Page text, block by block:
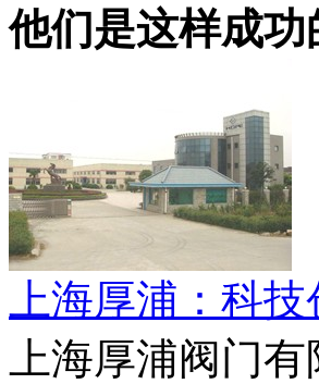
他们是这样成功
上海厚浦：科
上海厚浦阀门